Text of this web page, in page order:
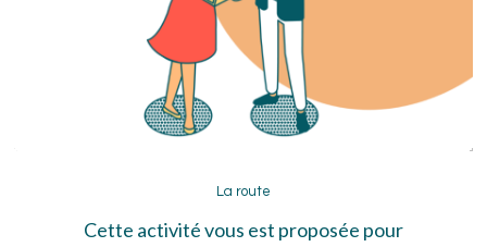
route
La route
Cette activité vous est proposée pour